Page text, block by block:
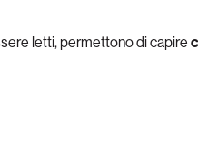
letti, permettono di capire